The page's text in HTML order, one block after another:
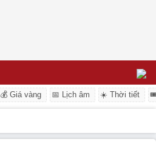
💰 Giá vàng 📅 Lịch âm ☀️ Thời tiết